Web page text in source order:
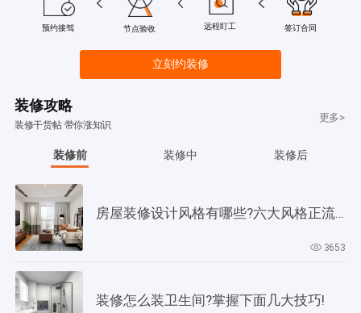
预约接驾 节点验收 远程盯工 签订合同
立刻约装修
装修攻略
装修干货帖 带你涨知识
更多>
装修前 装修中 装修后
房屋装修设计风格有哪些?六大风格正流行!
3653
装修怎么装卫生间?掌握下面几大技巧!